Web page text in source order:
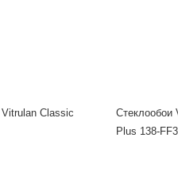
Classic
Стеклообои
Plus 138-FF3